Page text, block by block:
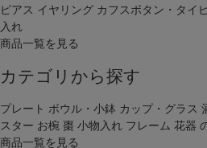
ピアス イヤリング カフスボタン・タイ
入れ
商品一覧を見る
カテゴリから探す
プレート ボウル・小鉢 カップ・グラス
スター お椀 棗 小物入れ フレーム 花器
商品一覧を見る